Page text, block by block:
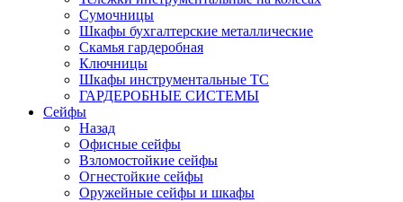
Сумочницы
Шкафы бухгалтерские металлические
Скамья гардеробная
Ключницы
Шкафы инструментальные ТС
ГАРДЕРОБНЫЕ СИСТЕМЫ
Сейфы
Назад
Офисные сейфы
Взломостойкие сейфы
Огнестойкие сейфы
Оружейные сейфы и шкафы